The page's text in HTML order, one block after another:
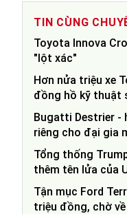
TIN CÙNG
Toyota Innova
"lột xác"
Hơn nửa triệu xe
đồng hồ kỹ thuật
Bugatti Destrier -
riêng cho đại gia
Tổng thống
thêm tên lửa của
Tận mục Ford
triệu đồng, chờ